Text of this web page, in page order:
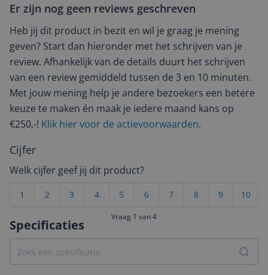
Specificaties
Er zijn nog geen reviews geschreven
Heb jij dit product in bezit en wil je graag je mening
geven? Start dan hieronder met het schrijven van je
review. Afhankelijk van de details duurt het schrijven
van een review gemiddeld tussen de 3 en 10 minuten.
Met jouw mening help je andere bezoekers een betere
keuze te maken én maak je iedere maand kans op
€250,-! Klik hier voor de actievoorwaarden.
Cijfer
Welk cijfer geef jij dit product?
10
9
8
7
6
5
4
3
2
1
Vraag 1 van 4